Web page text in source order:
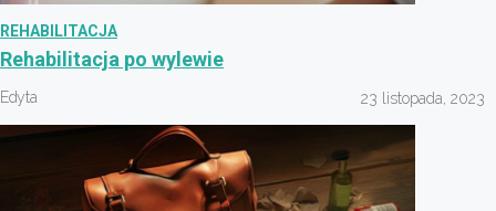
REHABILITACJA
Rehabilitacja po wylewie
Edyta 23 listopada, 2023